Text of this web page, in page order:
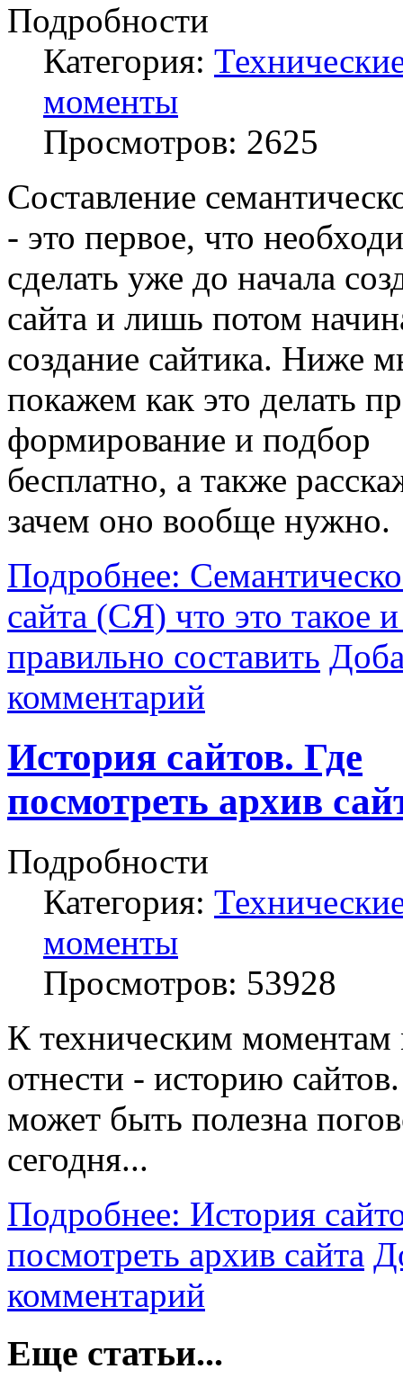
Подробности
Категория:
моменты
Просмотров: 2625
Составление
- это первое, что
сделать уже до начала
сайта и лишь потом
создание сайтика. Ниже
покажем как это делать
формирование и подбор
бесплатно, а также
зачем оно вообще нужно.
Подробнее:
сайта (СЯ) что это такое
правильно составить
комментарий
История сайтов. Где
посмотреть архив
Подробности
Категория:
моменты
Просмотров: 53928
К техническим
отнести - историю
может быть полезна
сегодня...
Подробнее: История
посмотреть архив сайта
комментарий
Еще статьи...